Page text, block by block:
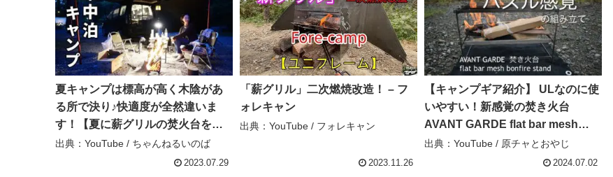
夏キャンプは標高が高く木陰があ
る所で決り♪快適度が全然違いま
す！【夏に薪グリルの焚火台を使
わない理由】【車中泊キャンプ】
【清里丘の公園オートキャンプ
出典：YouTube / ちゃんねるいのば
2023.07.29
「薪グリル」二次燃焼改造！ – フ
ォレキャン
出典：YouTube / フォレキャン
2023.11.26
【キャンプギア紹介】 ULなのに使
いやすい！新感覚の焚き火台
AVANT GARDE flat bar mesh
bonfire stand – 原チャとおやじ
出典：YouTube / 原チャとおやじ
2024.07.02